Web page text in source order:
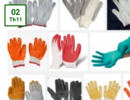
02
Th11